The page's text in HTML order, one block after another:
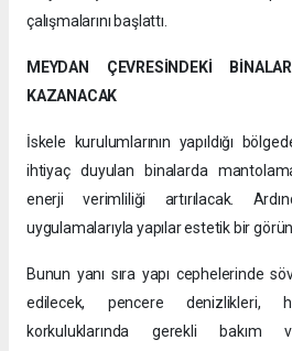
çalışmalarını başlattı.
MEYDAN ÇEVRESİNDEKİ
KAZANACAK
İskele kurulumlarının yapıldığı
ihtiyaç duyulan binalarda
enerji verimliliği artırılacak.
uygulamalarıyla yapılar estetik bir
Bunun yanı sıra yapı cephelerinde
edilecek, pencere denizlikleri,
korkuluklarında gerekli bakım